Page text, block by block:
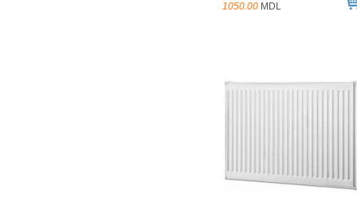
1050.00 MDL